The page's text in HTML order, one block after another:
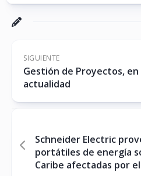
SIGUIENTE
Gestión de Proyectos, en
actualidad
Schneider Electric
portátiles de energía
Caribe afectadas por